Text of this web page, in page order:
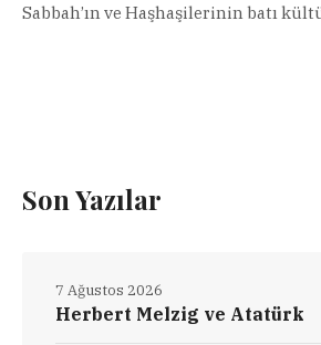
Sabbah’ın ve Haşhaşilerinin batı
Son Yazılar
Herbert Melzig ve Atatürk
7 Ağustos 2026